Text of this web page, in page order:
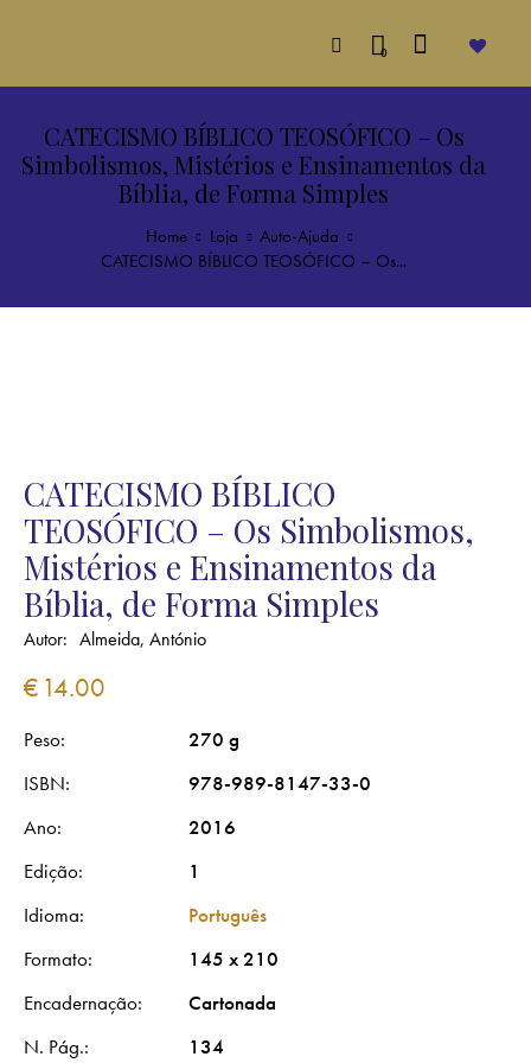
0
CATECISMO BÍBLICO TEOSÓFICO – Os
Simbolismos, Mistérios e Ensinamentos da
Bíblia, de Forma Simples
Home Loja
Auto-Ajuda
CATECISMO BÍBLICO TEOSÓFICO – Os...
CATECISMO BÍBLICO
TEOSÓFICO – Os Simbolismos,
Mistérios e Ensinamentos da
Bíblia, de Forma Simples
Autor: Almeida, António
€ 14.00
Peso
270 g
ISBN
978-989-8147-33-0
Ano
2016
Edição
1
Idioma
Português
Formato
145 x 210
Encadernação
Cartonada
N. Pág.
134